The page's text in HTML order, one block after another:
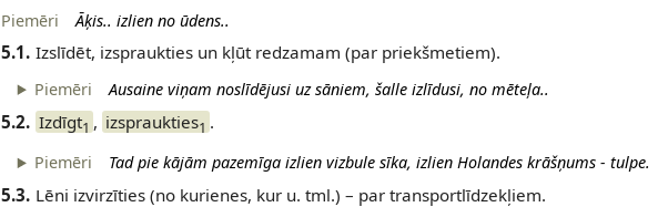
Piemēri Āķis.. izlien no ūdens..
5.1. Izslīdēt, izspraukties un kļūt redzamam (par priekšmetiem).
Piemēri Ausaine viņam noslīdējusi uz sāniem, šalle izlīdusi, no mēteļa..
5.2. Izdīgt1 , izspraukties1 .
Piemēri Tad pie kājām pazemīga izlien vizbule sīka, izlien Holandes krāšņums - tulpe.
5.3. Lēni izvirzīties (no kurienes, kur u. tml.) – par transportlīdzekļiem.